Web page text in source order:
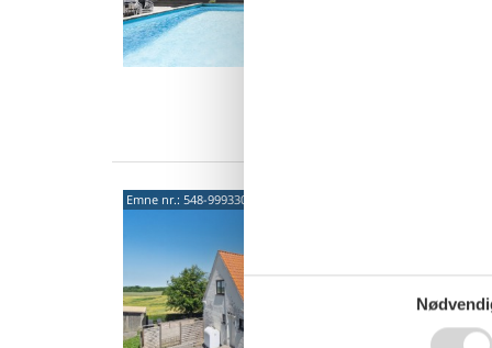
Emne nr.: 548-99933060
3,0
dage